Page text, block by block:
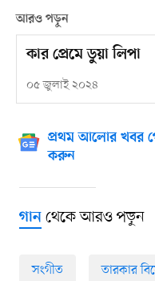
আরও পড়ুন
কার প্রেমে ডুয়া লিপা
০৫ জুলাই ২০২৪
প্রথম আলোর খবর
করুন
গানথেকে আরও পড়ুন
সংগীত তারকার